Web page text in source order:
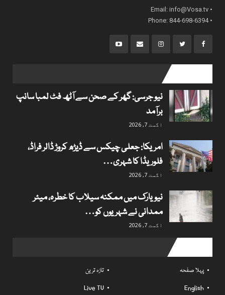
• Email:
info@Vosa.tv
• Phone: 844-698-6394
نیو جرسی: گھر کے صحن سے آٹھ فٹ لمبا سانپ
برآمد
اگست 7, 2026
امریکا: جعلی چیکس سے ڈیڑھ کروڑ ڈالر فراڈ،
فلوریڈا کا شہری…
اگست 7, 2026
نیویارک میں ممکنہ سیلاب کا خطرہ، میئر
ممدانی نے شہریوں کو…
اگست 7, 2026
پہلا صفحہ
تازہ ترین
English
Live TV